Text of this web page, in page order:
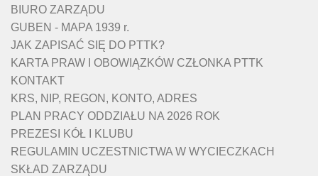
BIURO ZARZĄDU
GUBEN - MAPA 1939 r.
JAK ZAPISAĆ SIĘ DO PTTK?
KARTA PRAW I OBOWIĄZKÓW CZŁONKA PTTK
KONTAKT
KRS, NIP, REGON, KONTO, ADRES
PLAN PRACY ODDZIAŁU NA 2026 ROK
PREZESI KÓŁ I KLUBU
REGULAMIN UCZESTNICTWA W WYCIECZKACH
SKŁAD ZARZĄDU